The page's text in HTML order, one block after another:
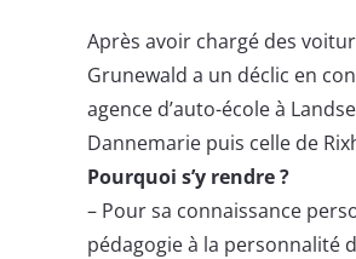
Après avoir chargé des
Grunewald a un déclic en
agence d’auto-école à
Dannemarie puis celle de
Pourquoi s’y rendre ?
– Pour sa connaissance
pédagogie à la personnalité